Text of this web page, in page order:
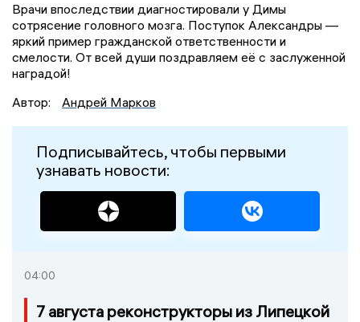
Врачи впоследствии диагностировали у Димы
сотрясение головного мозга. Поступок Александры —
яркий пример гражданской ответственности и
смелости. От всей души поздравляем её с заслуженной
наградой!
Автор:
Андрей Марков
Подписывайтесь, чтобы первыми
узнавать новости:
04:00
7 августа реконструкторы из Липецкой